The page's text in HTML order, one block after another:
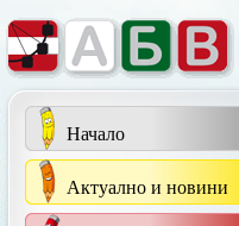
Начало
Актуално и новини